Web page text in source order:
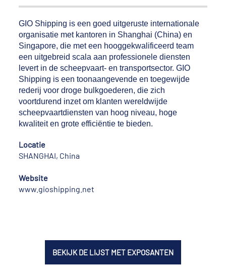
GIO Shipping is een goed uitgeruste internationale
organisatie met kantoren in Shanghai (China) en
Singapore, die met een hooggekwalificeerd team
een uitgebreid scala aan professionele diensten
levert in de scheepvaart- en transportsector. GIO
Shipping is een toonaangevende en toegewijde
rederij voor droge bulkgoederen, die zich
voortdurend inzet om klanten wereldwijde
scheepvaartdiensten van hoog niveau, hoge
kwaliteit en grote efficiëntie te bieden.
Locatie
SHANGHAI, China
Website
www.gioshipping.net
BEKIJK DE LIJST MET EXPOSANTEN